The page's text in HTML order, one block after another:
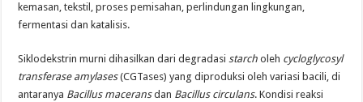
kemasan, tekstil, proses pemisahan, perlindungan lingkungan,
fermentasi dan katalisis.
Siklodekstrin murni dihasilkan dari degradasistarch oleh cycloglycosyl
transferase amylases(CGTases) yang diproduksi oleh variasi bacili, di
antaranya Bacillus maceransdan Bacillus circulans. Kondisi reaksi